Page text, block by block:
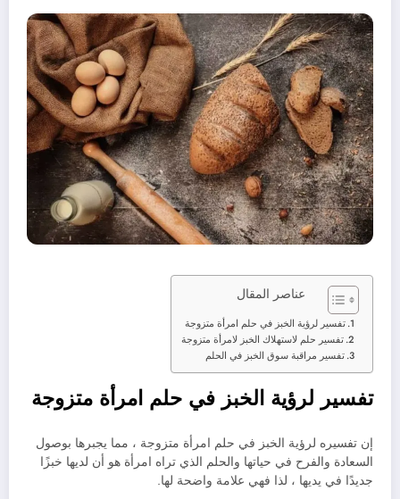
عناصر المقال
تفسير لرؤية الخبز في حلم امرأة متزوجة
تفسير حلم لاستهلاك الخبز لامرأة متزوجة
تفسير مراقبة سوق الخبز في الحلم
تفسير لرؤية الخبز في حلم امرأة متزوجة
إن تفسيره لرؤية الخبز في حلم امرأة متزوجة ، مما يجبرها بوصول
السعادة والفرح في حياتها والحلم الذي تراه امرأة هو أن لديها خبزًا
جديدًا في يديها ، لذا فهي علامة واضحة لها.